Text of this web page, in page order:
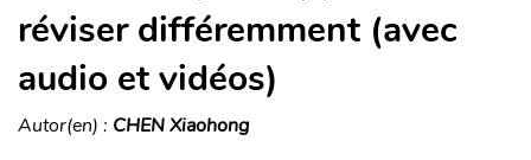
réviser différemment (avec
audio et vidéos)
Autor(en) : CHEN Xiaohong